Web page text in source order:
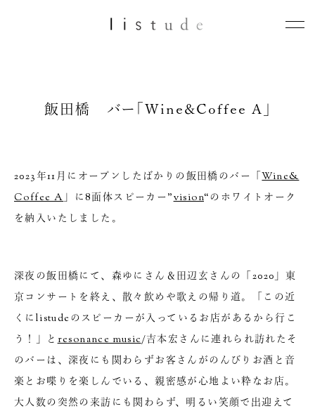
飯田橋 バー「Wine&Coffee A」
2023年11月にオープンしたばかりの飯田橋のバー「Wine&
Coffee A」に8面体スピーカー”vision“のホワイトオーク
を納入いたしました。
深夜の飯田橋にて、森ゆにさん＆田辺玄さんの「2020」東
京コンサートを終え、散々飲めや歌えの帰り道。「この近
くにlistudeのスピーカーが入っているお店があるから行こ
う！」とresonance music/吉本宏さんに連れられ訪れたそ
のバーは、深夜にも関わらずお客さんがのんびりお酒と音
楽とお喋りを楽しんでいる、親密感が心地よい粋なお店。
大人数の突然の来訪にも関わらず、明るい笑顔で出迎えて